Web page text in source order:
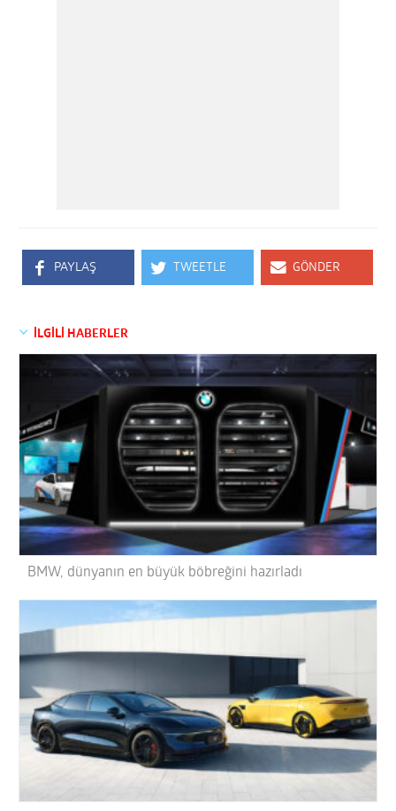
PAYLAŞ TWEETLE GÖNDER
İLGİLİ HABERLER
BMW, dünyanın en büyük böbreğini hazırladı